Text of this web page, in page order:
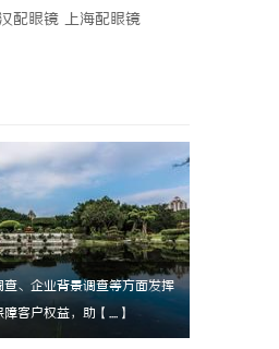
配眼镜 上海配眼镜
、企业背景调查等方面发挥
客户权益，助【....】